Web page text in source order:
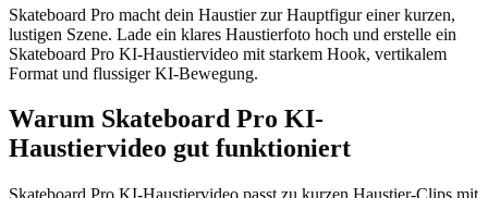
Skateboard Pro macht dein Haustier zur Hauptfigur einer kurzen,
lustigen Szene. Lade ein klares Haustierfoto hoch und erstelle ein
Skateboard Pro KI-Haustiervideo mit starkem Hook, vertikalem
Format und flussiger KI-Bewegung.
Warum Skateboard Pro KI-
Haustiervideo gut funktioniert